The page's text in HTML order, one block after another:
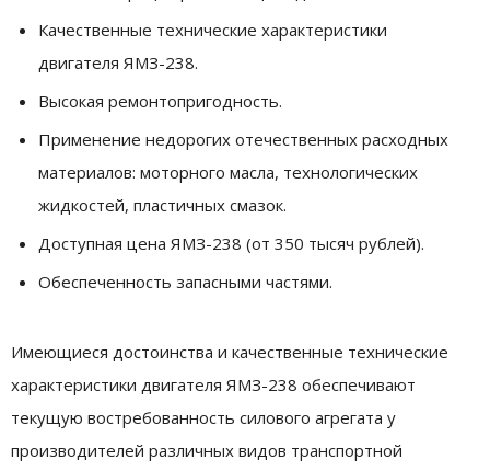
Качественные технические характеристики
двигателя ЯМЗ-238.
Высокая ремонтопригодность.
Применение недорогих отечественных расходных
материалов: моторного масла, технологических
жидкостей, пластичных смазок.
Доступная цена ЯМЗ-238 (от 350 тысяч рублей).
Обеспеченность запасными частями.
Имеющиеся достоинства и качественные технические
характеристики двигателя ЯМЗ-238 обеспечивают
текущую востребованность силового агрегата у
производителей различных видов транспортной